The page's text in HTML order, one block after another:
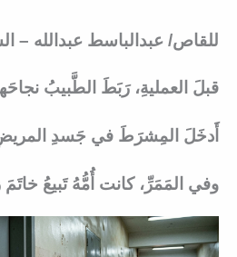
للقاص/ عبدالباسط عبدالله –
قبلَ العمليةِ، رَبَطَ الطَّبيبُ
أَدخَلَ المِشرَطَ في جَسدِ
وفي المَمَرِّ، كانت أُمُّهُ تَبيعُ خاتَمَ